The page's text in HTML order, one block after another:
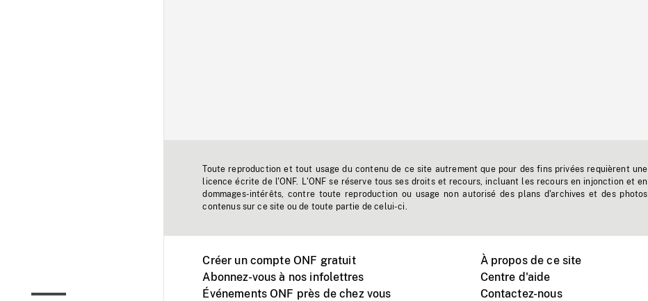
Toute reproduction et tout usage du contenu de ce site autrement que pour des fins privées requièrent une
licence écrite de l'ONF. L'ONF se réserve tous ses droits et recours, incluant les recours en injonction et en
dommages-intérêts, contre toute reproduction ou usage non autorisé des plans d'archives et des photos
contenus sur ce site ou de toute partie de celui-ci.
Créer un compte ONF gratuit
Abonnez-vous à nos infolettres
Événements ONF près de chez vous
À propos de ce site
Centre d'aide
Contactez-nous